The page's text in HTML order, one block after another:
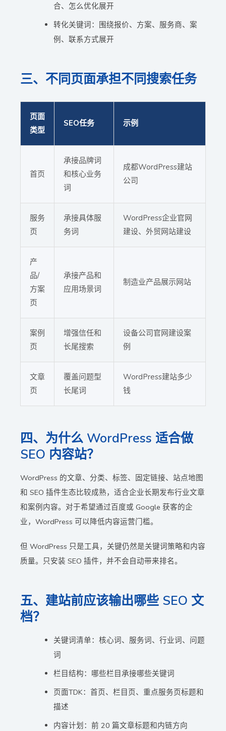
合、怎么优化展开
转化关键词：围绕报价、方案、服务商、案
例、联系方式展开
三、不同页面承担不同搜索任务
页面
类型
SEO任务 示例
首页
承接品牌词
和核心业务
词
成都WordPress建站
公司
服务
页
承接具体服
务词
WordPress企业官网
建设、外贸网站建设
产
品/
方案
页
承接产品和
应用场景词
制造业产品展示网站
案例
页
增强信任和
长尾搜索
设备公司官网建设案
例
文章
页
覆盖问题型
长尾词
WordPress建站多少
钱
四、为什么 WordPress 适合做
SEO 内容站？
WordPress 的文章、分类、标签、固定链接、站点地图
和 SEO 插件生态比较成熟，适合企业长期发布行业文章
和案例内容。对于希望通过百度或 Google 获客的企
业，WordPress 可以降低内容运营门槛。
但 WordPress 只是工具，关键仍然是关键词策略和内容
质量。只安装 SEO 插件，并不会自动带来排名。
五、建站前应该输出哪些 SEO 文
档？
关键词清单：核心词、服务词、行业词、问题
词
栏目结构：哪些栏目承接哪些关键词
页面TDK：首页、栏目页、重点服务页标题和
描述
内容计划：前 20 篇文章标题和内链方向